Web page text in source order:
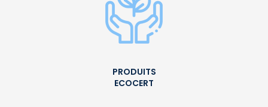
PRODUITS
ECOCERT